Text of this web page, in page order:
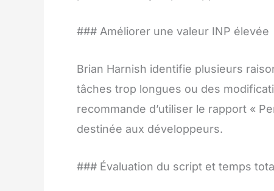
### Améliorer une valeur INP élevée
Brian Harnish identifie plusieurs
tâches trop longues ou des
recommande d’utiliser le rapport «
destinée aux développeurs.
### Évaluation du script et temps